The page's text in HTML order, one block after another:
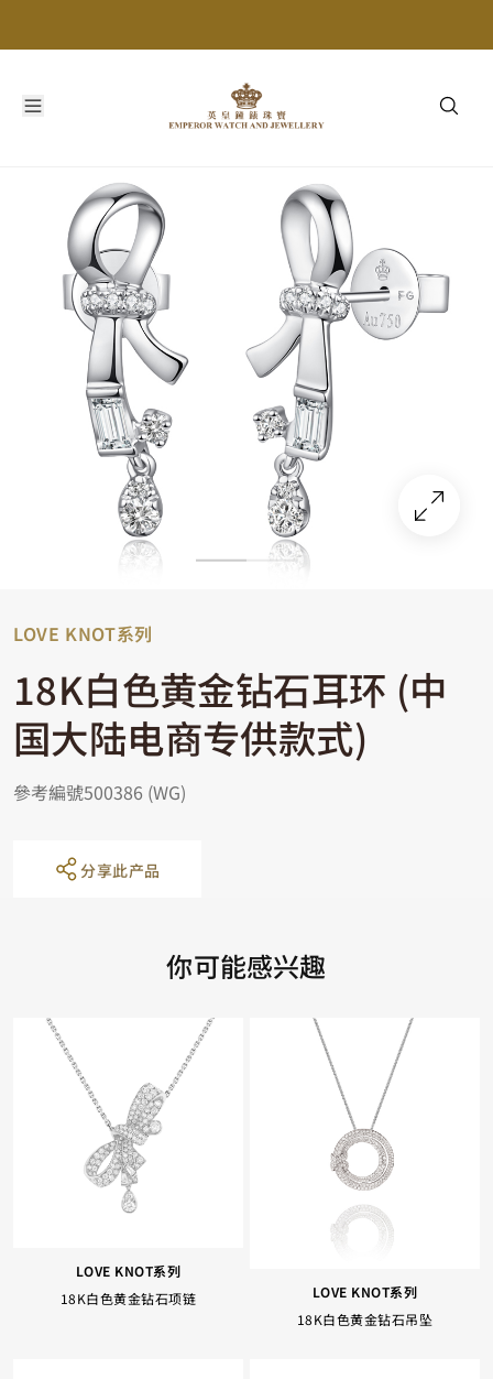
LOVE KNOT系列
18K白色黄金钻石耳环 (中
国大陆电商专供款式)
參考編號500386 (WG)
分享此产品
你可能感兴趣
LOVE KNOT系列
18K白色黄金钻石项链
LOVE KNOT系列
18K白色黄金钻石吊坠